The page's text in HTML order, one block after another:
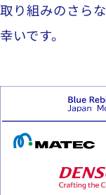
取り組みのさら
幸いです。